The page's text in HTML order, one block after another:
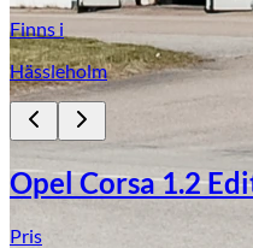
Finns i
Hässleholm
Opel Corsa 1.2
Pris